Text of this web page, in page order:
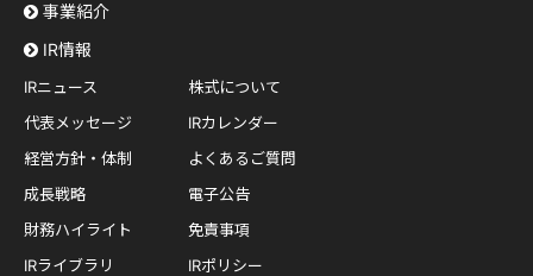
事業紹介
IR情報
IRニュース
代表メッセージ
経営方針・体制
成長戦略
財務ハイライト
IRライブラリ
株式について
IRカレンダー
よくあるご質問
電子公告
免責事項
IRポリシー